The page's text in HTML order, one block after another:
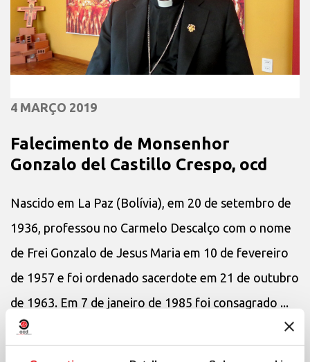
4 MARÇO 2019
Falecimento de Monsenhor
Gonzalo del Castillo Crespo, ocd
Nascido em La Paz (Bolívia), em 20 de setembro de
1936, professou no Carmelo Descalço com o nome
de Frei Gonzalo de Jesus Maria em 10 de fevereiro
de 1957 e foi ordenado sacerdote em 21 de outubro
de 1963. Em 7 de janeiro de 1985 foi consagrado ...
+